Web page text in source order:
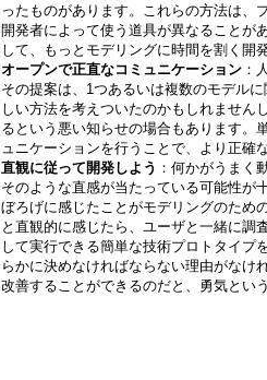
ったものがあります。これらの方法は、
開発者によって使う道具が異なることが
して、もっとモデリングに時間を割く開
オープンで正直なコミュニケーション ：
その提案は、1つあるいは複数のモデル
しい方法を考えついたのかもしれません
るという悪い知らせの場合もあります。
ュニケーションを行うことで、より正確
直観に従って開発しよう ：何かがうまく
そのような直感が当たっている可能性が
ぼろげに感じたことがモデリングのため
と直観的に感じたら、ユーザと一緒に調
して実行できる簡単な技術プロトタイプ
らかに決めなければならない理由がなけ
改善することができるのだと、勇気とい